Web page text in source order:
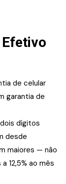
de celular
garantia de
dígitos
desde
maiores — não
12,5% ao mês